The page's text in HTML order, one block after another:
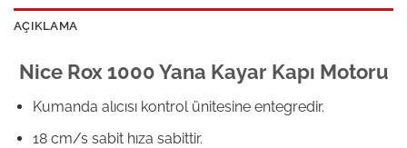
AÇIKLAMA
Nice Rox 1000 Yana Kayar Kapı Motoru
Kumanda alıcısı kontrol ünitesine entegredir.
18 cm/s sabit hıza sabittir.